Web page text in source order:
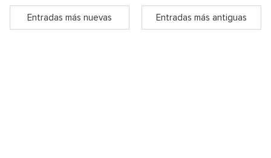
Entradas más nuevas Entradas más antiguas